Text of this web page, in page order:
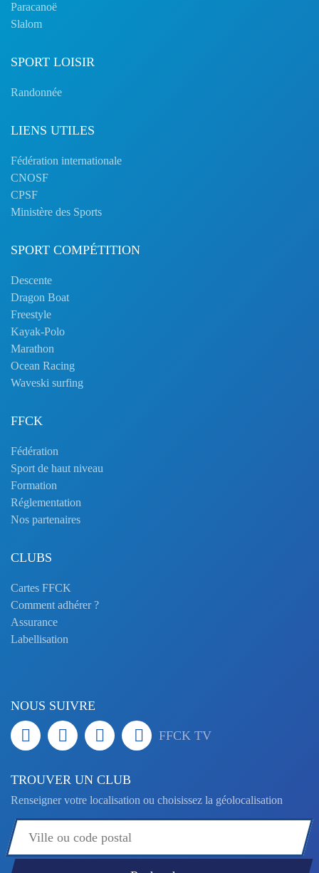
Paracanoë
Slalom
SPORT LOISIR
Randonnée
LIENS UTILES
Fédération internationale
CNOSF
CPSF
Ministère des Sports
SPORT COMPÉTITION
Descente
Dragon Boat
Freestyle
Kayak-Polo
Marathon
Ocean Racing
Waveski surfing
FFCK
Fédération
Sport de haut niveau
Formation
Réglementation
Nos partenaires
CLUBS
Cartes FFCK
Comment adhérer ?
Assurance
Labellisation
NOUS SUIVRE
FFCK TV
TROUVER UN CLUB
Renseigner votre localisation ou choisissez la géolocalisation